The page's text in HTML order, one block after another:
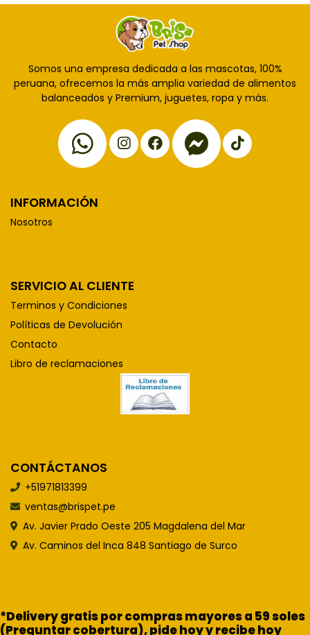
Somos una empresa dedicada a las mascotas, 100%
peruana, ofrecemos la más amplia variedad de alimentos
balanceados y Premium, juguetes, ropa y más.
INFORMACIÓN
Nosotros
SERVICIO AL CLIENTE
Terminos y Condiciones
Políticas de Devolución
Contacto
Libro de reclamaciones
CONTÁCTANOS
+51971813399
ventas@brispet.pe
Av. Javier Prado Oeste 205 Magdalena del Mar
Av. Caminos del Inca 848 Santiago de Surco
*Delivery gratis por compras mayores a 59 soles
(Preguntar cobertura), pide hoy y recibe hoy